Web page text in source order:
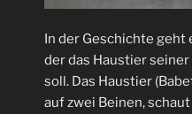
In der Geschichte geht
der das Haustier
soll. Das Haustier
auf zwei Beinen,